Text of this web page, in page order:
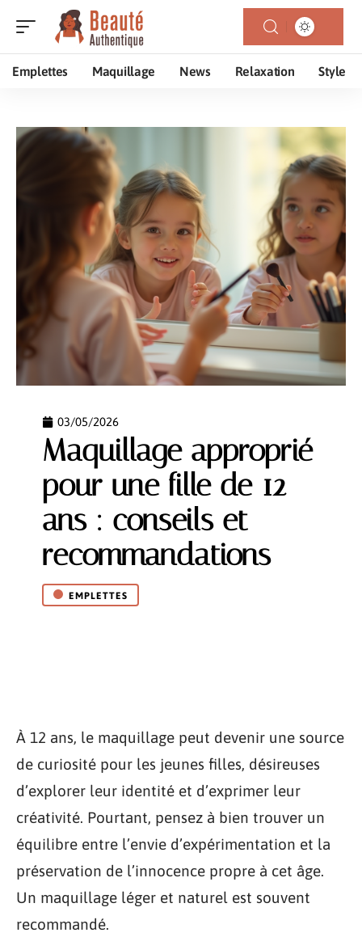
Emplettes Maquillage News Relaxation Style
03/05/2026
Maquillage approprié
pour une fille de 12
ans : conseils et
recommandations
EMPLETTES
À 12 ans, le maquillage peut devenir une source
de curiosité pour les jeunes filles, désireuses
d’explorer leur identité et d’exprimer leur
créativité. Pourtant, pensez à bien trouver un
équilibre entre l’envie d’expérimentation et la
préservation de l’innocence propre à cet âge.
Un maquillage léger et naturel est souvent
recommandé.